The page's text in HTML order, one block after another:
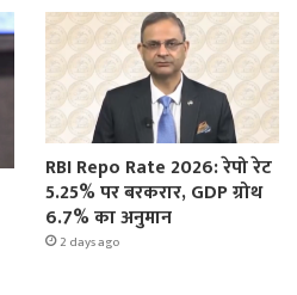
RBI Repo Rate 2026: रेपो रेट
5.25% पर बरकरार, GDP ग्रोथ
6.7% का अनुमान
2 days ago